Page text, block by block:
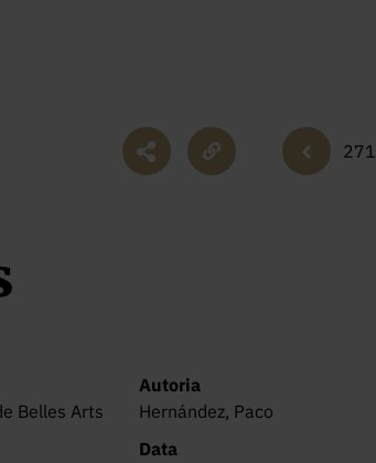
271
Belles Arts
Autoria
Hernández, Paco
Data